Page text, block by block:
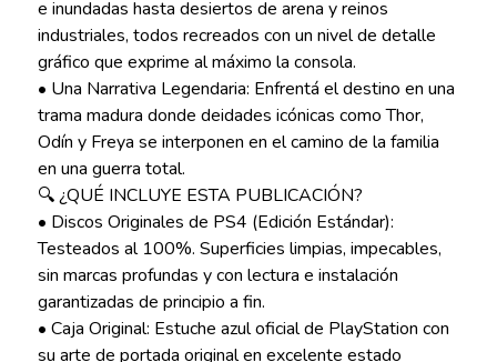
e inundadas hasta desiertos de arena y reinos
industriales, todos recreados con un nivel de detalle
gráfico que exprime al máximo la consola.
• Una Narrativa Legendaria: Enfrentá el destino en una
trama madura donde deidades icónicas como Thor,
Odín y Freya se interponen en el camino de la familia
en una guerra total.
🔍 ¿QUÉ INCLUYE ESTA PUBLICACIÓN?
• Discos Originales de PS4 (Edición Estándar):
Testeados al 100%. Superficies limpias, impecables,
sin marcas profundas y con lectura e instalación
garantizadas de principio a fin.
• Caja Original: Estuche azul oficial de PlayStation con
su arte de portada original en excelente estado